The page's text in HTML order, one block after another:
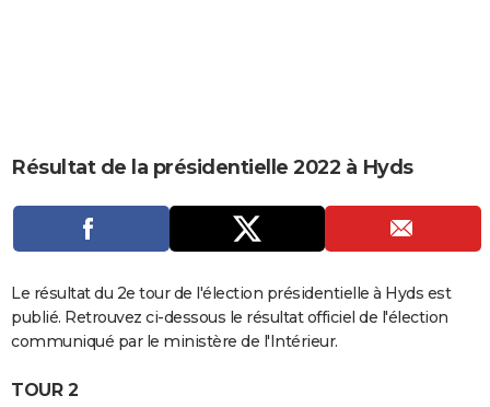
CARTE DE VOEUX
DICTIONNAIRE
Dictionnaire
Biographies
Expressions
Proverbes
PROGRAMME TV
COPAINS D'AVANT
Se connecter
Collèges
Universités
Entreprises
Service militaire
Avis de recherche
AVIS DE DÉCÈS
FORUM
Résultat de la présidentielle 2022 à Hyds
Le résultat du 2e tour de l'élection présidentielle à Hyds est
publié. Retrouvez ci-dessous le résultat officiel de l'élection
communiqué par le ministère de l'Intérieur.
TOUR 2